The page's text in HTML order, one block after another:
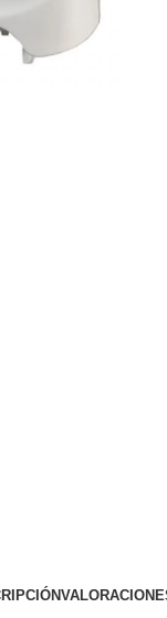
ampliar